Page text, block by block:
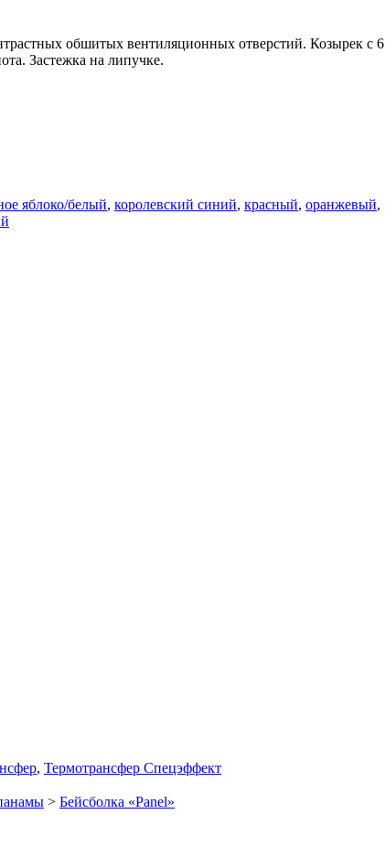
обшитых вентиляционных отверстий. Козырек с 6
Застежка на липучке.
яблоко/белый, королевский синий, красный, оранжевый,
, Термотрансфер Спецэффект
> Бейсболка «Panel»